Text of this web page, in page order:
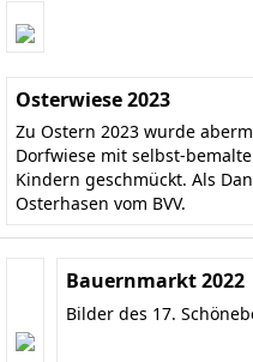
Osterwiese 2023
Zu Ostern 2023 wurde
Dorfwiese mit selbst-
Kindern geschmückt. Als
Osterhasen vom BVV.
Bauernmarkt 2022
Bilder des 17.